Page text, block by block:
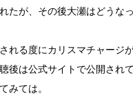
たが、その後大瀬はどうな
れる度にカリスマチャージ
後は公式サイトで公開され
みては。